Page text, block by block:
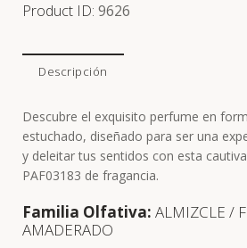
Product ID: 9626
Descripción
Descubre el exquisito perfume en
estuchado, diseñado para ser una
y deleitar tus sentidos con esta
PAF03183 de fragancia.
Familia Olfativa: ALMIZCLE /
AMADERADO